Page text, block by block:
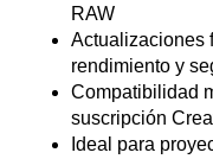
RAW
Actualizaciones
rendimiento y
Compatibilidad
suscripción
Ideal para